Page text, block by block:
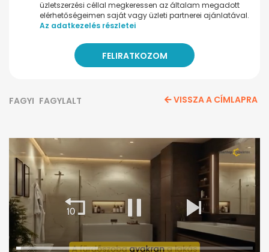
üzletszerzési céllal megkeressen az általam megadott
elérhetőségeimen saját vagy üzleti partnerei ajánlatával.
Az adatkezelés részletei
FAGYI FAGYLALT VISSZA A CÍMLAPRA